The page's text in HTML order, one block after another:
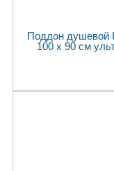
Поддон душевой
100 x 90 см